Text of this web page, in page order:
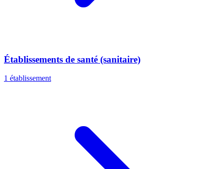
Établissements de santé (sanitaire)
1 établissement